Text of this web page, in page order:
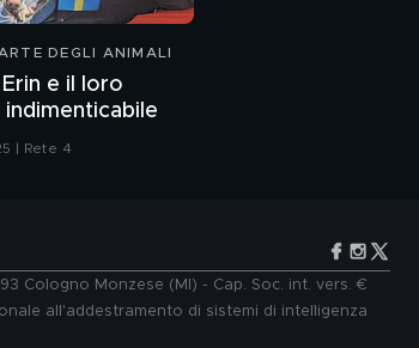
DEGLI ANIMALI
e il loro
| Rete 4
Cologno Monzese (MI) - Cap. Soc. int. vers. €
all'addestramento di sistemi di intelligenza